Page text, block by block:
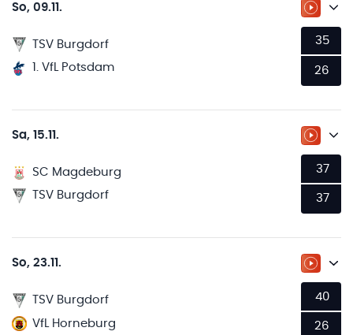
So, 09.11. ZUM
TSV Burgdorf
1. VfL Potsdam
35
26
Sa, 15.11. ZUM
SC Magdeburg
TSV Burgdorf
37
37
So, 23.11. ZUM
TSV Burgdorf
VfL Horneburg
40
26